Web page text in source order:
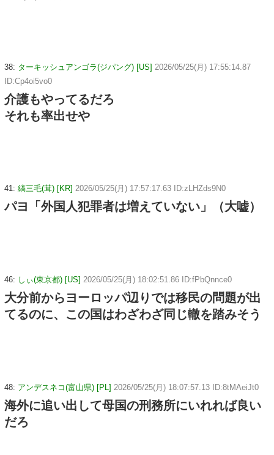
38: ターキッシュアンゴラ(ジパング) [US] 2026/05/25(月) 17:55:14.87
ID:Cp4oi5vo0
介護もやってるだろ
それも率出せや
41: 縞三毛(茸) [KR] 2026/05/25(月) 17:57:17.63 ID:zLHZds9N0
パヨ「外国人犯罪者は増えていない」（大嘘）
46: しぃ(東京都) [US] 2026/05/25(月) 18:02:51.86 ID:fPbQnnce0
大分前からヨーロッパ辺りでは移民の問題が出
てるのに、この国はわざわざ同じ轍を踏みそう
48: アンデスネコ(富山県) [PL] 2026/05/25(月) 18:07:57.13 ID:8tMAeiJt0
海外に追い出して母国の刑務所にいれれば良い
だろ